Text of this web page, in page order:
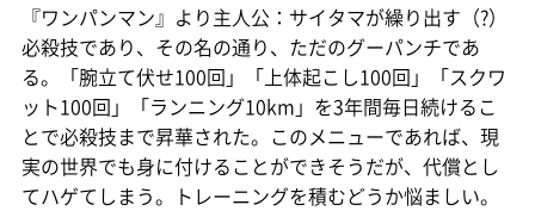
『ワンパンマン』より主人公：サイタマが繰り出す（?）
必殺技であり、その名の通り、ただのグーパンチであ
る。「腕立て伏せ100回」「上体起こし100回」「スクワ
ット100回」「ランニング10km」を3年間毎日続けるこ
とで必殺技まで昇華された。このメニューであれば、現
実の世界でも身に付けることができそうだが、代償とし
てハゲてしまう。トレーニングを積むどうか悩ましい。